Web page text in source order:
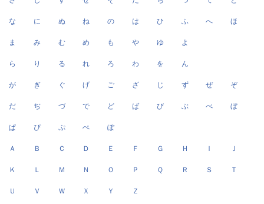
な に ぬ ね の は ひ ふ へ ほ
ま み む め も や ゆ よ
ら り る れ ろ わ を ん
が ぎ ぐ げ ご ざ じ ず ぜ ぞ
だ ぢ づ で ど ば び ぶ べ ぼ
ぱ ぴ ぷ ぺ ぽ
Ａ Ｂ Ｃ Ｄ Ｅ Ｆ Ｇ Ｈ Ｉ Ｊ
Ｋ Ｌ Ｍ Ｎ Ｏ Ｐ Ｑ Ｒ Ｓ Ｔ
Ｕ Ｖ Ｗ Ｘ Ｙ Ｚ